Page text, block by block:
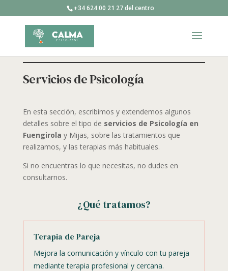
+34 624 00 21 27 del centro
Servicios de Psicología
En esta sección, escribimos y extendemos algunos
detalles sobre el tipo de servicios de Psicología en
Fuengirola y Mijas, sobre las tratamientos que
realizamos, y las terapias más habituales.
Si no encuentras lo que necesitas, no dudes en
consultarnos.
¿Qué tratamos?
Terapia de Pareja
Mejora la comunicación y vínculo con tu pareja
mediante terapia profesional y cercana.